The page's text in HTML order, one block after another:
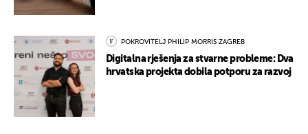
POKROVITELJ PHILIP MORRIS ZAGREB
Digitalna rješenja za stvarne probleme: Dva
hrvatska projekta dobila potporu za razvoj